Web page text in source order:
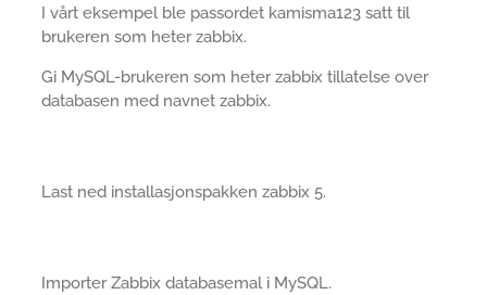
I vårt eksempel ble passordet kamisma123 satt til
brukeren som heter zabbix.
Gi MySQL-brukeren som heter zabbix tillatelse over
databasen med navnet zabbix.
Last ned installasjonspakken zabbix 5.
Importer Zabbix databasemal i MySQL.